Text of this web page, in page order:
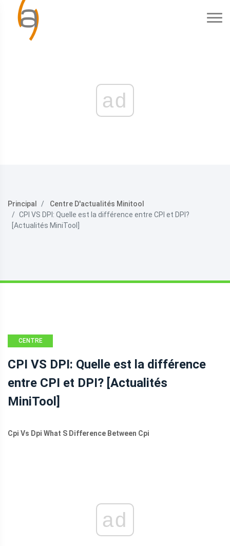
ad
Principal
Centre D'actualités Minitool
CPI VS DPI: Quelle est la différence entre CPI et DPI?
[Actualités MiniTool]
CENTRE
MINITOOL
CPI VS DPI: Quelle est la différence
entre CPI et DPI? [Actualités
MiniTool]
Cpi Vs Dpi What S Difference Between Cpi
ad